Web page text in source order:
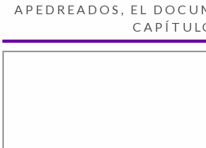
APEDREADOS, EL